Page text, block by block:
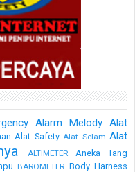
Alarm Melody Alat
Alat Safety Alat Selam Alat
ALTIMETER
Aneka Tang
BAROMETER Body Harness